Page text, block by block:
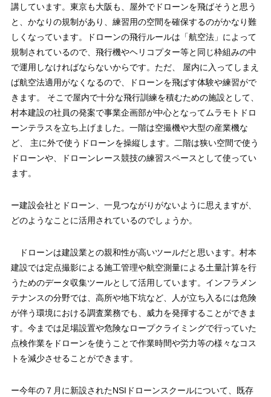
講しています。東京も大阪も、屋外でドローンを飛ばそうと思う
と、かなりの規制があり、練習用の空間を確保するのがかなり難
しくなっています。ドローンの飛行ルールは「航空法」によって
規制されているので、飛行機やヘリコプター等と同じ枠組みの中
で運用しなければならないからです。ただ、 屋内に入ってしまえ
ば航空法適用がなくなるので、ドローンを飛ばす体験や練習がで
きます。 そこで屋内で十分な飛行訓練を積むための施設として、
村本建設の社員の発案で事業企画部が中心となってムラモトドロ
ーンテラスを立ち上げました。一階は空撮機や大型の産業機な
ど、 主に外で使うドローンを操縦します。二階は狭い空間で使う
ドローンや、ドローンレース競技の練習スペースとして使ってい
ます。
ー建設会社とドローン、一見つながりがないように思えますが、
どのようなことに活用されているのでしょうか。
ドローンは建設業との親和性が高いツールだと思います。村本
建設では定点撮影による施工管理や航空測量による土量計算を行
うためのデータ収集ツールとして活用しています。インフラメン
テナンスの分野では、高所や地下坑など、人が立ち入るには危険
が伴う環境における調査業務でも、威力を発揮することができま
す。今までは足場設置や危険なロープクライミングで行っていた
点検作業をドローンを使うことで作業時間や労力等の様々なコス
トを減少させることができます。
ー今年の７月に新設されたNSIドローンスクールについて、既存